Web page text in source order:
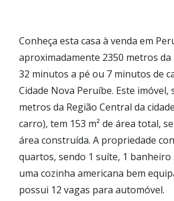
Conheça esta casa à venda em
aproximadamente 2350 metros da
32 minutos a pé ou 7 minutos de
Cidade Nova Peruíbe. Este imóvel,
metros da Região Central da
carro), tem 153 m² de área total,
área construída. A propriedade
quartos, sendo 1 suíte, 1 banheiro
uma cozinha americana bem
possui 12 vagas para automóvel.